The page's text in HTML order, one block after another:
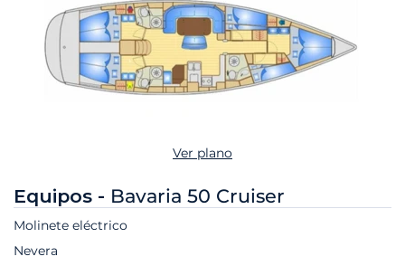
Ver plano
Equipos - Bavaria 50 Cruiser
Molinete eléctrico
Nevera